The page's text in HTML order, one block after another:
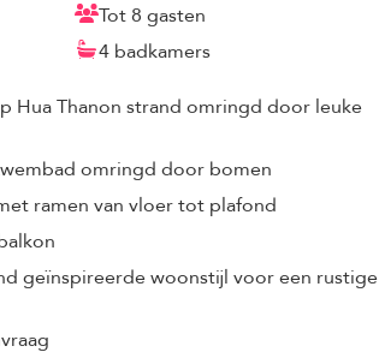
Tot 8 gasten
4 badkamers
Hua Thanon strand omringd door leuke
omringd door bomen
ramen van vloer tot plafond
geïnspireerde woonstijl voor een rustige